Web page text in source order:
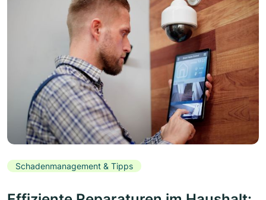
Schadenmanagement & Tipps